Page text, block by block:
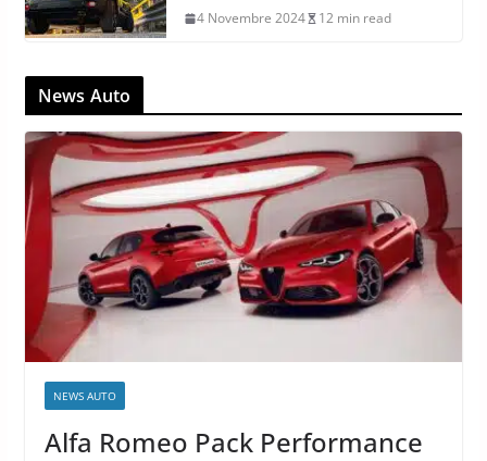
4 Novembre 2024 12 min read
News Auto
NEWS AUTO
Alfa Romeo Pack Performance